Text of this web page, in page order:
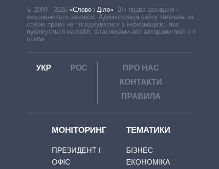
© 2009—2026 «Слово і Діло» Всі права захищені і
охороняються законом. Адміністрація сайту залишає за
собою право не погоджуватися з інформацією, яка
публікується на сайті, власниками або авторами якої є треті
особи.
УКР РОС
ПРО НАС
КОНТАКТИ
ПРАВИЛА
МОНІТОРИНГ
ПРЕЗИДЕНТ І
ОФІС
ТЕМАТИКИ
БІЗНЕС
ЕКОНОМІКА